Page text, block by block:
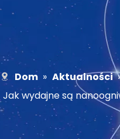
Dom » Aktualności
Jak wydajne są